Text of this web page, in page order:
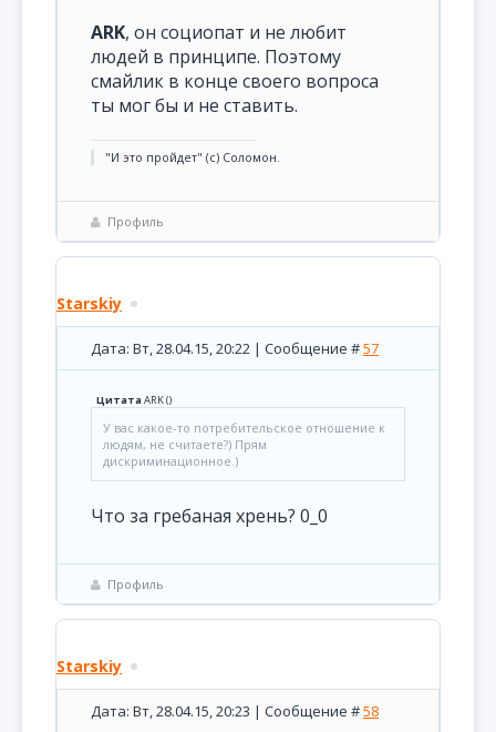
ARK, он социопат и не любит
людей в принципе. Поэтому
смайлик в конце своего вопроса
ты мог бы и не ставить.
"И это пройдет" (с) Соломон.
Профиль
Starskiy
Дата: Вт, 28.04.15, 20:22 | Сообщение #57
ЦитатаARK()
У вас какое-то потребительское отношение к
людям, не считаете?) Прям
дискриминационное.)
Что за гребаная хрень? 0_0
Профиль
Starskiy
Дата: Вт, 28.04.15, 20:23 | Сообщение #58